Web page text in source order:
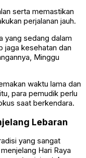
serta memastikan
perjalanan jauh.
yang sedang dalam
jaga kesehatan dan
Minggu
waktu lama dan
para pemudik perlu
saat berkendara.
Lebaran
yang sangat
Hari Raya